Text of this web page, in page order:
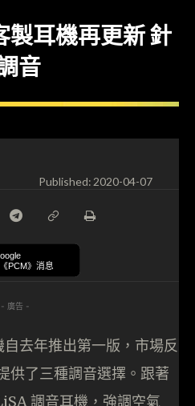
製耳機再更新 針
音
Published:2020-04-07
PCM》消息
- 廣告 -
去年推出第一版，市場反
供了三種調音選擇。跟著
調音耳機，強調空氣